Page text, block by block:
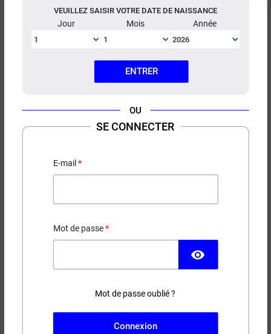
VEUILLEZ SAISIR VOTRE DATE DE NAISSANCE
Jour Mois Année
ENTRER
OU
SE CONNECTER
E-mail
Mot de passe
visibility
Mot de passe oublié ?
Connexion
Pour Melo 4 D25, iJust ECM et Melo 4S
1,75 €
AJOUTER AU PANIER